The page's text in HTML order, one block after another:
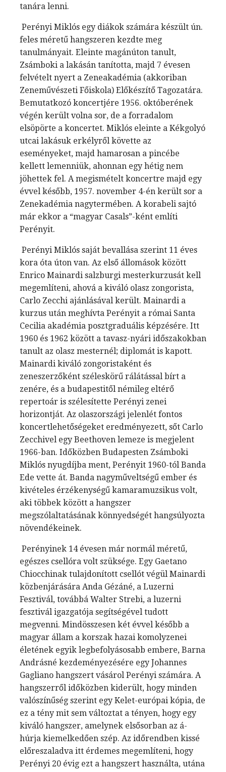
tanára lenni.
Perényi Miklós egy diákok számára készült ún.
feles méretű hangszeren kezdte meg
tanulmányait. Eleinte magánúton tanult,
Zsámboki a lakásán tanította, majd 7 évesen
felvételt nyert a Zeneakadémia (akkoriban
Zeneművészeti Főiskola) Előkészítő Tagozatára.
Bemutatkozó koncertjére 1956. októberének
végén került volna sor, de a forradalom
elsöpörte a koncertet. Miklós eleinte a Kékgolyó
utcai lakásuk erkélyről követte az
eseményeket, majd hamarosan a pincébe
kellett lemenniük, ahonnan egy hétig nem
jöhettek fel. A megismételt koncertre majd egy
évvel később, 1957. november 4-én került sor a
Zenekadémia nagytermében. A korabeli sajtó
már ekkor a “magyar Casals”-ként említi
Perényit.
Perényi Miklós saját bevallása szerint 11 éves
kora óta úton van. Az első állomások között
Enrico Mainardi salzburgi mesterkurzusát kell
megemlíteni, ahová a kiváló olasz zongorista,
Carlo Zecchi ajánlásával került. Mainardi a
kurzus után meghívta Perényit a római Santa
Cecilia akadémia posztgraduális képzésére. Itt
1960 és 1962 között a tavasz-nyári időszakokban
tanult az olasz mesternél; diplomát is kapott.
Mainardi kiváló zongoristaként és
zeneszerzőként széleskörű rálátással bírt a
zenére, és a budapestitől némileg eltérő
repertoár is szélesítette Perényi zenei
horizontját. Az olaszországi jelenlét fontos
koncertlehetőségeket eredményezett, sőt Carlo
Zecchivel egy Beethoven lemeze is megjelent
1966-ban. Időközben Budapesten Zsámboki
Miklós nyugdíjba ment, Perényit 1960-tól Banda
Ede vette át. Banda nagyműveltségű ember és
kivételes érzékenységű kamaramuzsikus volt,
aki többek között a hangszer
megszólaltatásának könnyedségét hangsúlyozta
növendékeinek.
Perényinek 14 évesen már normál méretű,
egészes csellóra volt szüksége. Egy Gaetano
Chiocchinak tulajdonított csellót végül Mainardi
közbenjárására Anda Gézáné, a Luzerni
Fesztivál, továbbá Walter Strebi, a luzerni
fesztivál igazgatója segítségével tudott
megvenni. Mindösszesen két évvel később a
magyar állam a korszak hazai komolyzenei
életének egyik legbefolyásosabb embere, Barna
Andrásné kezdeményezésére egy Johannes
Gagliano hangszert vásárol Perényi számára. A
hangszerről időközben kiderült, hogy minden
valószínűség szerint egy Kelet-európai kópia, de
ez a tény mit sem változtat a tényen, hogy egy
kiváló hangszer, amelynek elsősorban az á-
húrja kiemelkedően szép. Az időrendben kissé
előreszaladva itt érdemes megemlíteni, hogy
Perényi 20 évig ezt a hangszert használta, utána